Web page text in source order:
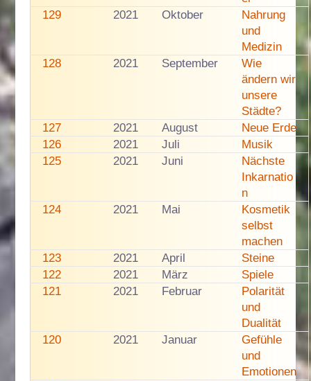
129
2021 Oktober
Nahrung
und
Medizin
128
2021 September
Wie
ändern wir
unsere
Städte?
127
2021 August
Neue Erde
126
2021 Juli
Musik
125
2021 Juni
Nächste
Inkarnatio
n
124
2021 Mai
Kosmetik
selbst
machen
123
2021 April
Steine
122
2021 März
Spiele
121
2021 Februar
Polarität
und
Dualität
120
2021 Januar
Gefühle
und
Emotionen